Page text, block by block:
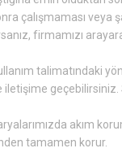
çalışmaması veya
firmamızı
talimatındaki
geçebilirsiniz.
akım
tamamen korur.